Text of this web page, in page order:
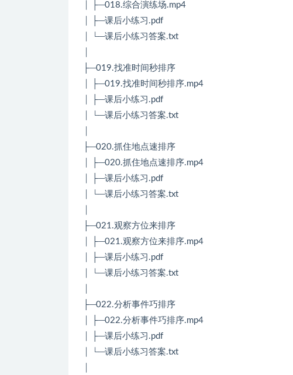
│ ├─018.综合演练场.mp4
│ ├─课后小练习.pdf
│ └─课后小练习答案.txt
├─019.找准时间秒排序
│ ├─019.找准时间秒排序.mp4
│ ├─课后小练习.pdf
│ └─课后小练习答案.txt
├─020.抓住地点速排序
│ ├─020.抓住地点速排序.mp4
│ ├─课后小练习.pdf
│ └─课后小练习答案.txt
├─021.观察方位来排序
│ ├─021.观察方位来排序.mp4
│ ├─课后小练习.pdf
│ └─课后小练习答案.txt
├─022.分析事件巧排序
│ ├─022.分析事件巧排序.mp4
│ ├─课后小练习.pdf
│ └─课后小练习答案.txt